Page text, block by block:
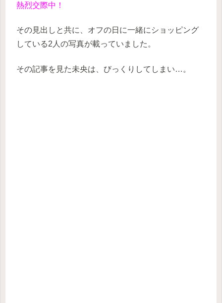
熱烈交際中！
その見出しと共に、オフの日に一緒にショッピング
している2人の写真が載っていました。
その記事を見た未央は、びっくりしてしまい…。